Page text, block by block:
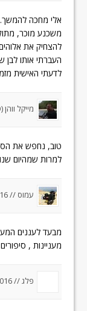
אלי מחכה להמשך.
משכנע מוכר,
להצחיק את
העברתי אותו לבן
לדעתי האישית
מייקל ווהן (WZRD) //
טוב, נחפש את
למרות שמהיום
עמוס //
מבעד לעננים
מעניינות ,
פלג //